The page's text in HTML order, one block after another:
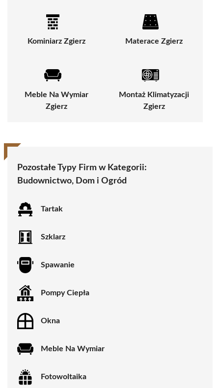
Kominiarz Zgierz Materace Zgierz
Meble Na Wymiar
Zgierz
Montaż Klimatyzacji
Zgierz
Pozostałe Typy Firm w Kategorii:
Budownictwo, Dom i Ogród
Tartak
Szklarz
Spawanie
Pompy Ciepła
Okna
Meble Na Wymiar
Fotowoltaika